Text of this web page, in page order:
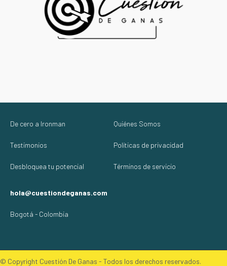
De cero a Ironman
Testimonios
Desbloquea tu potencial
Quiénes Somos
Políticas de privacidad
Términos de servicio
hola@cuestiondeganas.com
Bogotá - Colombia
© Copyright Cuestión De Ganas - Todos los derechos reservados.